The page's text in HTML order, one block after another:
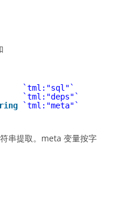
`tml:"sql"`
`tml:"deps"`
`tml:"meta"`
串提取。meta 变量按字